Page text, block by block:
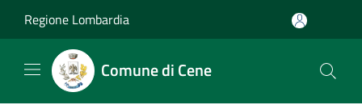
Regione Lombardia
Comune di Cene